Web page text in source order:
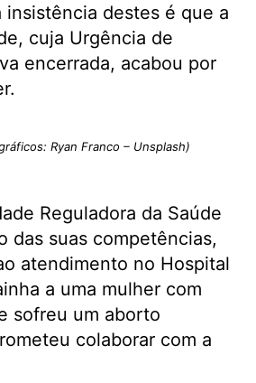
insistência destes é que a
cuja Urgência de
encerrada, acabou por
Ryan Franco – Unsplash)
Reguladora da Saúde
das suas competências,
atendimento no Hospital
a uma mulher com
sofreu um aborto
colaborar com a